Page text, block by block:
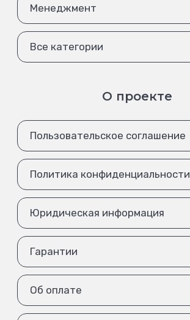
Менеджмент
Все категории
О проекте
Пользовательское соглашение
Политика конфиденциальности
Юридическая информация
Гарантии
Об оплате